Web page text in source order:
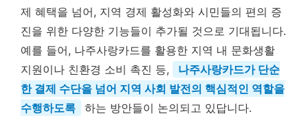
제 혜택을 넘어, 지역 경제 활성화와 시민들의 편의 증
진을 위한 다양한 기능들이 추가될 것으로 기대됩니다.
예를 들어, 나주사랑카드를 활용한 지역 내 문화생활
지원이나 친환경 소비 촉진 등,
나주사랑카드가 단순
한 결제 수단을 넘어 지역 사회 발전의 핵심적인 역할을
수행하도록
하는 방안들이 논의되고 있답니다.